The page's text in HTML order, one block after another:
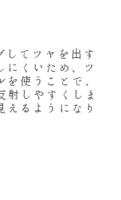
してツヤを出す
にくいため、ツ
を使うことで、
射しやすくしま
えるようになり